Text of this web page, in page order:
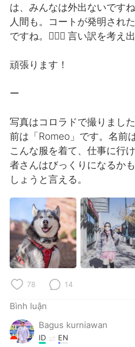
繁體中文 Español
العربية Français
Deutsch
Italiano Türkçe
Português
は、みんなは外出ないです
人間も。コートが発明され
ですね。🤷🏻‍♀️ 言い訳を考え
頑張ります！
ー
写真はコロラドで撮りまし
前は「Romeo」です。名前
こんな服を着て、仕事に行
者さんはびっくりになるか
しょうと言える。
78 14
Bình luận
Bagus kurniawan
ID EN